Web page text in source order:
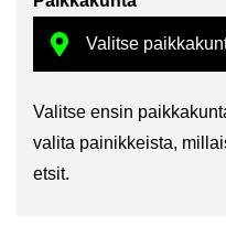
Va­lit­se ensin
va­li­ta pai­nik­keis­ta,
etsit.